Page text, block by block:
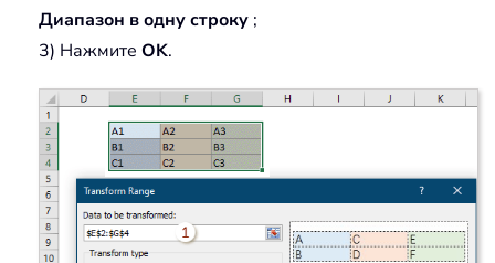
Диапазон в одну строку ;
3) Нажмите OK.